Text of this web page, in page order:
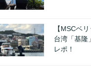
【MSCベ
台湾「基隆
レポ！